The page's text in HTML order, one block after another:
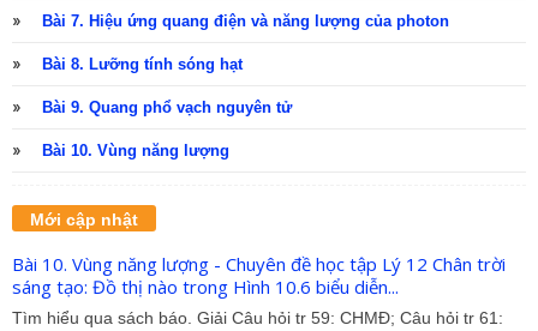
Bài 7. Hiệu ứng quang điện và năng lượng của photon
Bài 8. Lưỡng tính sóng hạt
Bài 9. Quang phổ vạch nguyên tử
Bài 10. Vùng năng lượng
Mới cập nhật
Bài 10. Vùng năng lượng - Chuyên đề học tập Lý 12 Chân trời
sáng tạo: Đồ thị nào trong Hình 10.6 biểu diễn...
Tìm hiểu qua sách báo. Giải Câu hỏi tr 59: CHMĐ; Câu hỏi tr 61: